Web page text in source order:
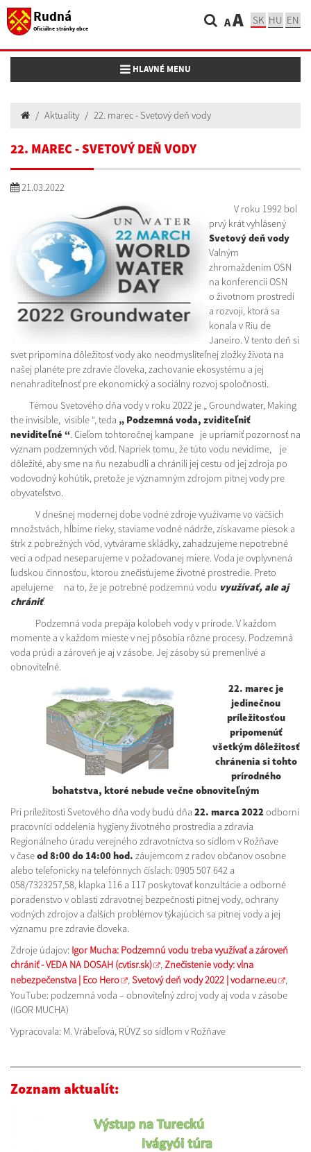
Rudná
Oficiálne stránky obce AA SK HU EN
Toggle navigation
HLAVNÉ MENU
Aktuality 22. marec - Svetový deň vody
22. MAREC - SVETOVÝ DEŇ VODY
21.03.2022
V roku 1992 bol
prvý krát vyhlásený
Svetový deň vody
Valným
zhromaždením OSN
na konferencii OSN
o životnom prostredí
a rozvoji, ktorá sa
konala v Riu de
Janeiro. V tento deň si
svet pripomína dôležitosť vody ako neodmysliteľnej zložky života na
našej planéte pre zdravie človeka, zachovanie ekosystému a jej
nenahraditeľnosť pre ekonomický a sociálny rozvoj spoločnosti.
Témou Svetového dňa vody v roku 2022 je „ Groundwater, Making
the invisible, visible “, teda „ Podzemná voda, zviditeľniť
neviditeľné “. Cieľom tohtoročnej kampane je upriamiť pozornosť na
význam podzemných vôd. Napriek tomu, že túto vodu nevidíme, je
dôležité, aby sme na ňu nezabudli a chránili jej cestu od jej zdroja po
vodovodný kohútik, pretože je významným zdrojom pitnej vody pre
obyvateľstvo.
V dnešnej modernej dobe vodné zdroje využívame vo väčších
množstvách, hĺbime rieky, staviame vodné nádrže, získavame piesok a
štrk z pobrežných vôd, vytvárame skládky, zahadzujeme nepotrebné
veci a odpad neseparujeme v požadovanej miere. Voda je ovplyvnená
ľudskou činnosťou, ktorou znečisťujeme životné prostredie. Preto
apelujeme na to, že je potrebné podzemnú vodu využívať, ale aj
chrániť.
Podzemná voda prepája kolobeh vody v prírode. V každom
momente a v každom mieste v nej pôsobia rôzne procesy. Podzemná
voda prúdi a zároveň je aj v zásobe. Jej zásoby sú premenlivé a
obnoviteľné.
22. marec je
jedinečnou
príležitosťou
pripomenúť
všetkým dôležitosť
chránenia si tohto
prírodného
bohatstva, ktoré nebude večne obnoviteľným
Pri príležitosti Svetového dňa vody budú dňa 22. marca 2022odborní
pracovníci oddelenia hygieny životného prostredia a zdravia
Regionálneho úradu verejného zdravotníctva so sídlom v Rožňave
v časeod 8:00 do 14:00 hod. záujemcom z radov občanov osobne
alebo telefonicky na telefónnych číslach: 0905 507 642 a
058/7323257,58, klapka 116 a 117 poskytovať konzultácie a odborné
poradenstvo v oblasti zdravotnej bezpečnosti pitnej vody, ochrany
vodných zdrojov a ďalších problémov týkajúcich sa pitnej vody a jej
významu pre zdravie človeka.
Zdroje údajov: Igor Mucha: Podzemnú vodu treba využívať a zároveň
chrániť - VEDA NA DOSAH (cvtisr.sk)
,Znečistenie vody: vlna
nebezpečenstva | Eco Hero
,Svetový deň vody 2022 | vodarne.eu
,
YouTube: podzemná voda – obnoviteľný zdroj vody aj voda v zásobe
(IGOR MUCHA)
Vypracovala: M. Vrábeľová, RÚVZ so sídlom v Rožňave
Zoznam aktualít: